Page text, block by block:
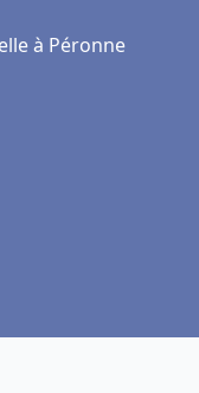
à Péronne